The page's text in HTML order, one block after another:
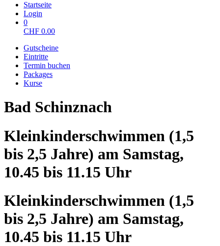
Startseite
Login
0
CHF 0.00
Gutscheine
Eintritte
Termin buchen
Packages
Kurse
Bad Schinznach
Kleinkinderschwimmen (1,5
bis 2,5 Jahre) am Samstag,
10.45 bis 11.15 Uhr
Kleinkinderschwimmen (1,5
bis 2,5 Jahre) am Samstag,
10.45 bis 11.15 Uhr